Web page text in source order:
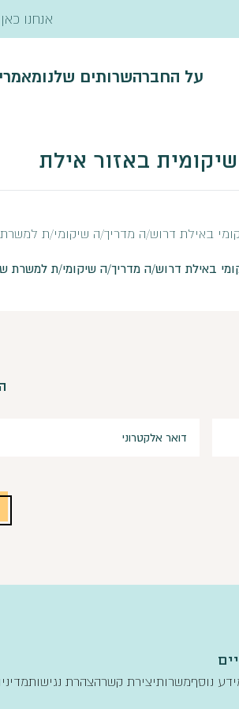
אנחנו
על החברהשרותים שלנו
באזור אילת
באילת דרוש/ה מדריך/ה שיקומי/ת
באילת דרוש/ה מדריך/ה שיקומי/ת
נוסףמשרותיצירת קשרהצהרת נגישות